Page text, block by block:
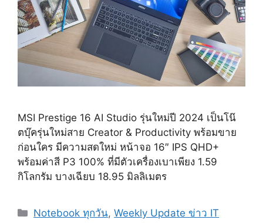
MSI Prestige 16 AI Studio รุ่นใหม่ปี 2024 เป็นโน๊
ตบุ๊ครุ่นใหม่สาย Creator & Productivity พร้อมขาย
ก่อนใคร มีความสดใหม่ หน้าจอ 16″ IPS QHD+
พร้อมค่าสี P3 100% ที่มีตัวเครื่องเบาเพียง 1.59
กิโลกรัม บางเฉียบ 18.95 มิลลิเมตร
Categories
Notebook ทุกวัน,Weekly Update ข่าว IT